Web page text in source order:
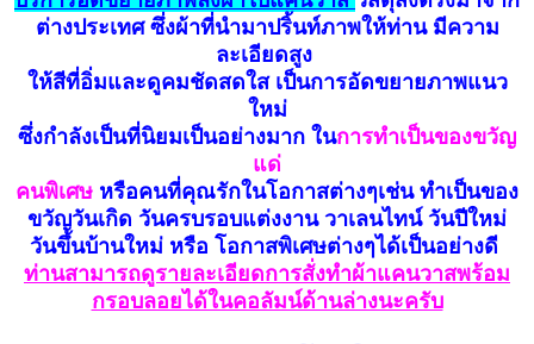
ต่างประเทศ ซึ่งผ้าที่นำมาปริ้นท์ภาพให้ท่าน มีความ
ละเอียดสูง
ให้สีที่อิ่มและดูคมชัดสดใส เป็นการอัดขยายภาพแนว
ใหม่
ซึ่งกำลังเป็นที่นิยมเป็นอย่างมาก ในการทำเป็นของขวัญ
แด่
คนพิเศษ หรือคนที่คุณรักในโอกาสต่างๆเช่น ทำเป็นของ
ขวัญวันเกิด วันครบรอบแต่งงาน วาเลนไทน์ วันปีใหม่
วันขึ้นบ้านใหม่ หรือ โอกาสพิเศษต่างๆได้เป็นอย่างดี
ท่านสามารถดูรายละเอียดการสั่งทำผ้าแคนวาสพร้อม
กรอบลอยได้ในคอลัมน์ด้านล่างนะครับ